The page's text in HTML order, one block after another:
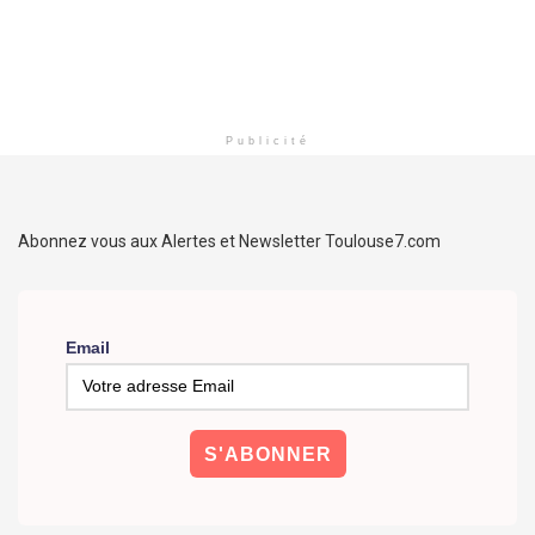
Publicité
Abonnez vous aux Alertes et Newsletter Toulouse7.com
Email